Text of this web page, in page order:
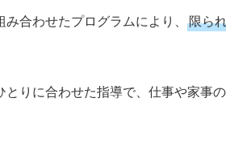
合わせたプログラムにより、 限ら
りに合わせた指導で、仕事や家事